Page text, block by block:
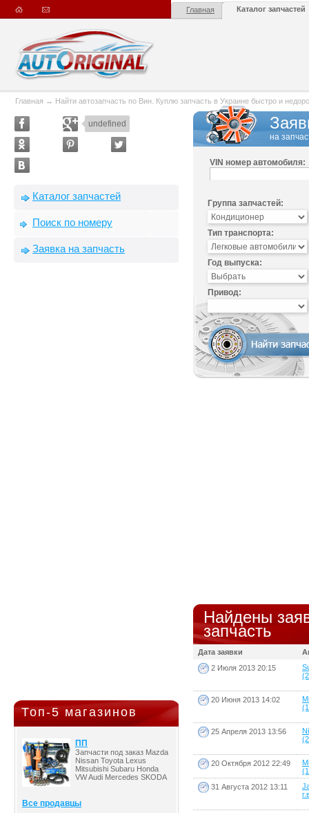
Главная Каталог запчастей
Главная → Найти автозапчасть по Вин. Куплю запчасть в Украине быстро и
undefined
Каталог запчастей
Поиск по номеру
Заявка на запчасть
Топ-5 магазинов
ПП
Запчасти под заказ Mazda
Nissan Toyota Lexus
Mitsubishi Subaru Honda
VW Audi Mercedes SKODA
Все продавцы
на
VIN номер автомобиля:
Группа запчастей:
Тип транспорта:
Год выпуска:
Привод:
Найдены
запчасть
Дата заявки
2 Июля 2013 20:15
20 Июня 2013 14:02
25 Апреля 2013 13:56
20 Октября 2012 22:49
31 Августа 2012 13:11